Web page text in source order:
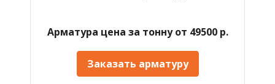
Арматура цена за тонну от 49500 р.
Заказать арматуру